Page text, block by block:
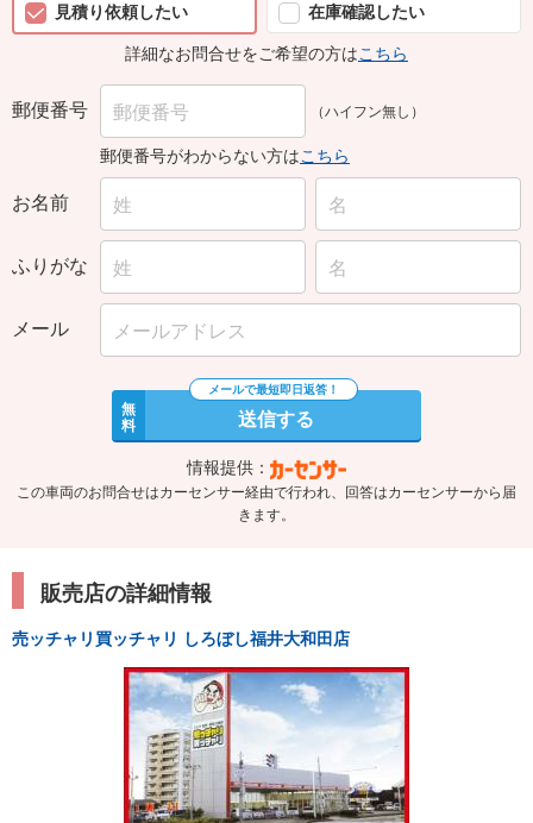
見積り依頼したい
在庫確認したい
詳細なお問合せをご希望の方はこちら
郵便番号 （ハイフン無し）
郵便番号がわからない方はこちら
お名前
ふりがな
メール
無
料 送信する
情報提供：
この車両のお問合せはカーセンサー経由で行われ、回答はカーセンサーから届
きます。
販売店の詳細情報
売ッチャリ買ッチャリ しろぼし福井大和田店